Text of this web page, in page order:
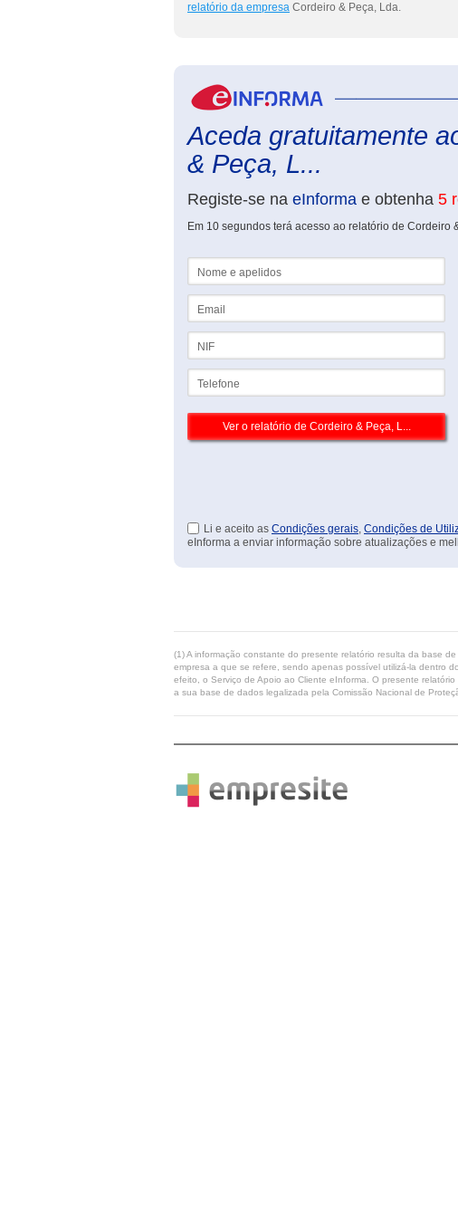
relatório da empresa Cordeiro & Peça, Lda.
Aceda gratuitamente
& Peça, L...
Registe-se na eInforma e obtenha 5
Em 10 segundos terá acesso ao relatório de Cordeiro
Li e aceito as Condições gerais, Condições de
eInforma a enviar informação sobre atualizações e
(1) A informação constante do presente relatório resulta da base
empresa a que se refere, sendo apenas possível utilizá-la dentro
efeito, o Serviço de Apoio ao Cliente eInforma. O presente
a sua base de dados legalizada pela Comissão Nacional de